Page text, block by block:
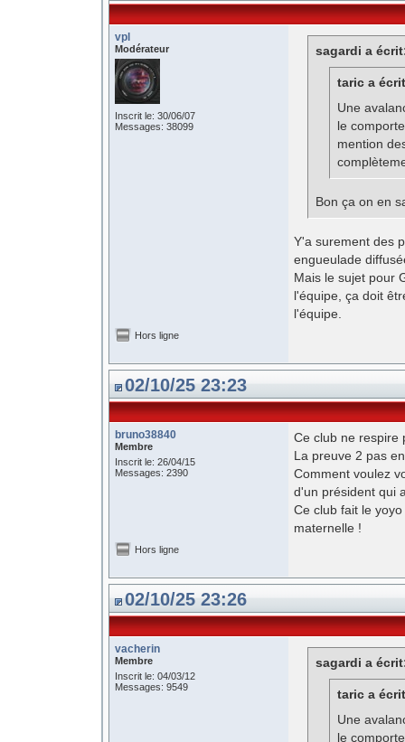
vpl
Modérateur
Inscrit le: 30/06/07
Messages: 38099
sagardi a
taric a
Une
le
mention
Bon ça on en
Y'a surement des
engueulade
Mais le sujet pour
l'équipe, ça doit
l'équipe.
Hors ligne
02/10/25 23:23
bruno38840
Membre
Inscrit le: 26/04/15
Messages: 2390
Ce club ne respire
La preuve 2 pas
Comment voulez
d'un président qui
Ce club fait le
maternelle !
Hors ligne
02/10/25 23:26
vacherin
Membre
Inscrit le: 04/03/12
Messages: 9549
sagardi a
taric a
Une
le